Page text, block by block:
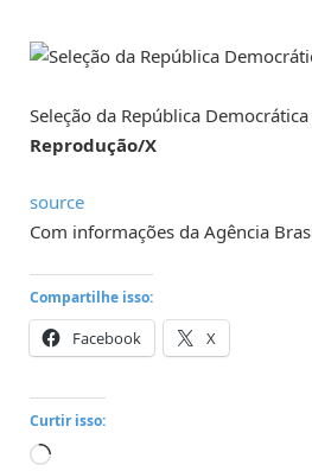
Seleção da República
Reprodução/X
source
Com informações da Agência
Compartilhe isso:
Facebook X
Curtir isso:
Carregando...